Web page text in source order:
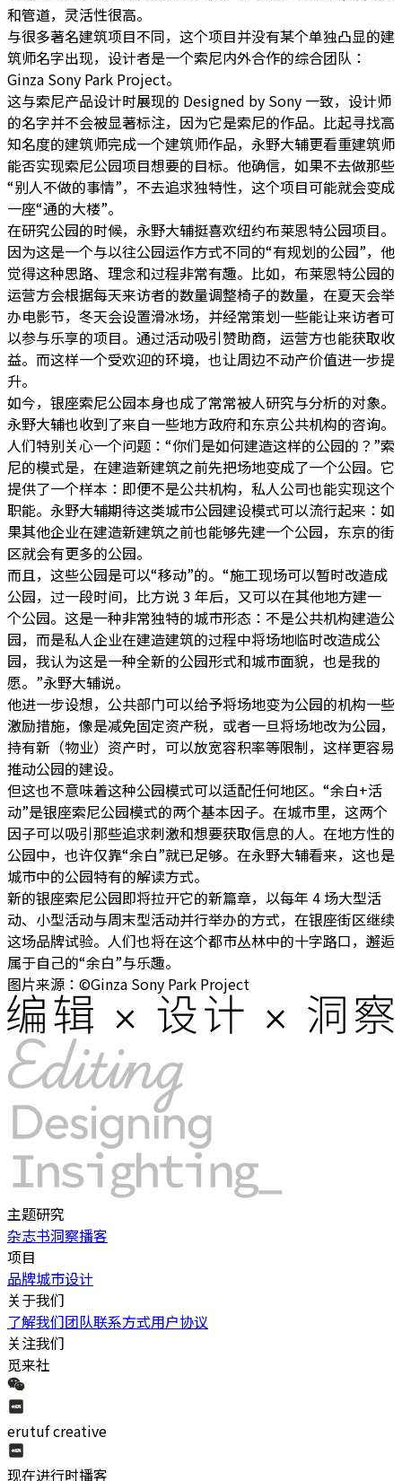
和管道，灵活性很高。
与很多著名建筑项目不同，这个项目并没有某个单独凸显的建
筑师名字出现，设计者是一个索尼内外合作的综合团队：
Ginza Sony Park Project。
这与索尼产品设计时展现的 Designed by Sony 一致，设计师
的名字并不会被显著标注，因为它是索尼的作品。比起寻找高
知名度的建筑师完成一个建筑师作品，永野大辅更看重建筑师
能否实现索尼公园项目想要的目标。他确信，如果不去做那些
“别人不做的事情”，不去追求独特性，这个项目可能就会变成
一座“通的大楼”。
在研究公园的时候，永野大辅挺喜欢纽约布莱恩特公园项目。
因为这是一个与以往公园运作方式不同的“有规划的公园”，他
觉得这种思路、理念和过程非常有趣。比如，布莱恩特公园的
运营方会根据每天来访者的数量调整椅子的数量，在夏天会举
办电影节，冬天会设置滑冰场，并经常策划一些能让来访者可
以参与乐享的项目。通过活动吸引赞助商，运营方也能获取收
益。而这样一个受欢迎的环境，也让周边不动产价值进一步提
升。
如今，银座索尼公园本身也成了常常被人研究与分析的对象。
永野大辅也收到了来自一些地方政府和东京公共机构的咨询。
人们特别关心一个问题：“你们是如何建造这样的公园的？”索
尼的模式是，在建造新建筑之前先把场地变成了一个公园。它
提供了一个样本：即便不是公共机构，私人公司也能实现这个
职能。永野大辅期待这类城市公园建设模式可以流行起来：如
果其他企业在建造新建筑之前也能够先建一个公园，东京的街
区就会有更多的公园。
而且，这些公园是可以“移动”的。“施工现场可以暂时改造成
公园，过一段时间，比方说 3 年后，又可以在其他地方建一
个公园。这是一种非常独特的城市形态：不是公共机构建造公
园，而是私人企业在建造建筑的过程中将场地临时改造成公
园，我认为这是一种全新的公园形式和城市面貌，也是我的
愿。”永野大辅说。
他进一步设想，公共部门可以给予将场地变为公园的机构一些
激励措施，像是减免固定资产税，或者一旦将场地改为公园，
持有新（物业）资产时，可以放宽容积率等限制，这样更容易
推动公园的建设。
但这也不意味着这种公园模式可以适配任何地区。“余白+活
动”是银座索尼公园模式的两个基本因子。在城市里，这两个
因子可以吸引那些追求刺激和想要获取信息的人。在地方性的
公园中，也许仅靠“余白”就已足够。在永野大辅看来，这也是
城市中的公园特有的解读方式。
新的银座索尼公园即将拉开它的新篇章，以每年 4 场大型活
动、小型活动与周末型活动并行举办的方式，在银座街区继续
这场品牌试验。人们也将在这个都市丛林中的十字路口，邂逅
属于自己的“余白”与乐趣。
图片来源：©Ginza Sony Park Project
主题研究
杂志书洞察播客
项目
品牌城市设计
关于我们
了解我们团队联系方式用户协议
关注我们
觅来社
erutuf creative
现在进行时播客